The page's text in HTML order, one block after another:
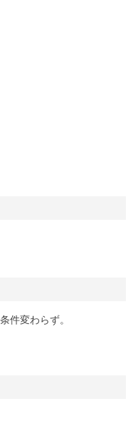
件変わらず。